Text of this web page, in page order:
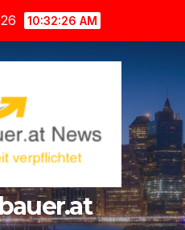
10:32:27 AM